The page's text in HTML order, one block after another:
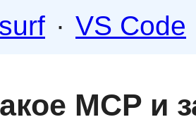
· VS Code
MCP и